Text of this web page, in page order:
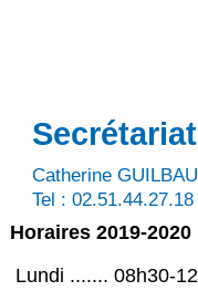
Secrétariat
Catherine
Tel : 02.51.44.27.18
Horaires 2019-2020
Lundi ....... 08h30-